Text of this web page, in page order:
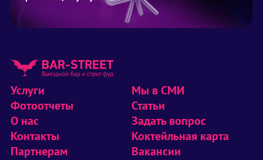
Услуги
Фотоотчеты
О нас
Контакты
Партнерам
Мы в СМИ
Статьи
Задать вопрос
Коктейльная карта
Вакансии